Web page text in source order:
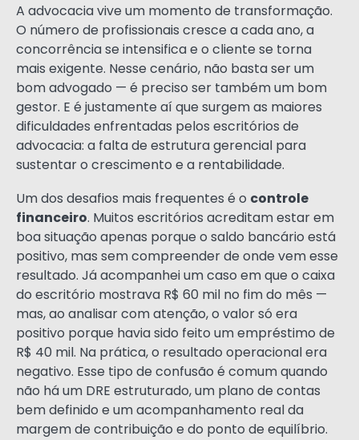
A advocacia vive um momento de transformação.
O número de profissionais cresce a cada ano, a
concorrência se intensifica e o cliente se torna
mais exigente. Nesse cenário, não basta ser um
bom advogado — é preciso ser também um bom
gestor. E é justamente aí que surgem as maiores
dificuldades enfrentadas pelos escritórios de
advocacia: a falta de estrutura gerencial para
sustentar o crescimento e a rentabilidade.
Um dos desafios mais frequentes é o controle
financeiro. Muitos escritórios acreditam estar em
boa situação apenas porque o saldo bancário está
positivo, mas sem compreender de onde vem esse
resultado. Já acompanhei um caso em que o caixa
do escritório mostrava R$ 60 mil no fim do mês —
mas, ao analisar com atenção, o valor só era
positivo porque havia sido feito um empréstimo de
R$ 40 mil. Na prática, o resultado operacional era
negativo. Esse tipo de confusão é comum quando
não há um DRE estruturado, um plano de contas
bem definido e um acompanhamento real da
margem de contribuição e do ponto de equilíbrio.